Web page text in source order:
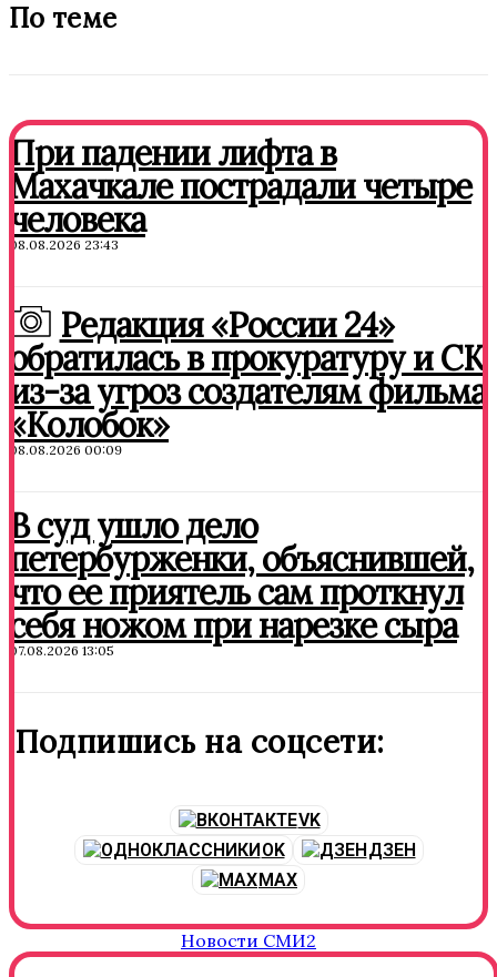
По теме
При падении лифта в
Махачкале пострадали четыре
человека
08.08.2026 23:43
Редакция «России 24»
обратилась в прокуратуру и СК
из-за угроз создателям фильма
«Колобок»
08.08.2026 00:09
В суд ушло дело
петербурженки, объяснившей,
что ее приятель сам проткнул
себя ножом при нарезке сыра
07.08.2026 13:05
Подпишись на соцсети:
VK
OK
ДЗЕН
MAX
Новости СМИ2